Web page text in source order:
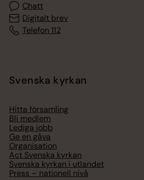
Chatt
Digitalt brev
Telefon 112
Svenska kyrkan
Hitta församling
Bli medlem
Lediga jobb
Ge en gåva
Organisation
Act Svenska kyrkan
Svenska kyrkan i utlandet
Press – nationell nivå